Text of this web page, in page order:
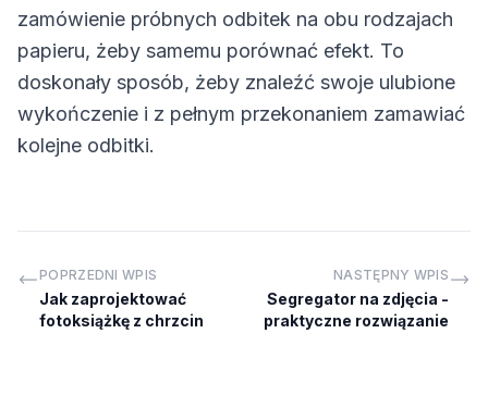
zamówienie próbnych odbitek na obu rodzajach
papieru, żeby samemu porównać efekt. To
doskonały sposób, żeby znaleźć swoje ulubione
wykończenie i z pełnym przekonaniem zamawiać
kolejne odbitki.
POPRZEDNI WPIS
Jak zaprojektować
fotoksiążkę z chrzcin
NASTĘPNY WPIS
Segregator na zdjęcia -
praktyczne rozwiązanie